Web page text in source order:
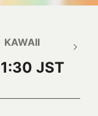
KAWAII
JST